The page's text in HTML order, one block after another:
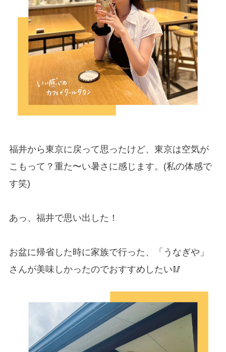
福井から東京に戻って思ったけど、東京は空気が
こもって？重た〜い暑さに感じます。(私の体感で
す笑)
あっ、福井で思い出した！
お盆に帰省した時に家族で行った、「うなぎや」
さんが美味しかったのでおすすめしたい🥢